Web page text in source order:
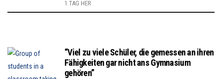
1 TAG HER
“Viel zu viele Schüler, die gemessen an ihren
Fähigkeiten gar nicht ans Gymnasium
gehören”